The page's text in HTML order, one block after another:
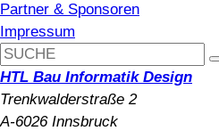
Partner & Sponsoren
Impressum
HTL Bau Informatik Design
Trenkwalderstraße 2
A-6026 Innsbruck